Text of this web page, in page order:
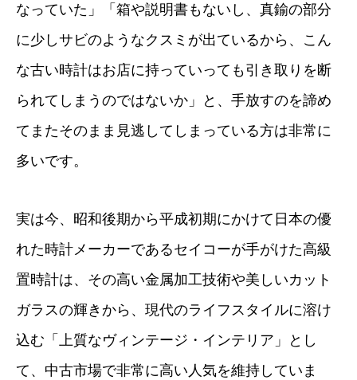
なっていた」「箱や説明書もないし、真鍮の部分
に少しサビのようなクスミが出ているから、こん
な古い時計はお店に持っていっても引き取りを断
られてしまうのではないか」と、手放すのを諦め
てまたそのまま見逃してしまっている方は非常に
多いです。
実は今、昭和後期から平成初期にかけて日本の優
れた時計メーカーであるセイコーが手がけた高級
置時計は、その高い金属加工技術や美しいカット
ガラスの輝きから、現代のライフスタイルに溶け
込む「上質なヴィンテージ・インテリア」とし
て、中古市場で非常に高い人気を維持していま